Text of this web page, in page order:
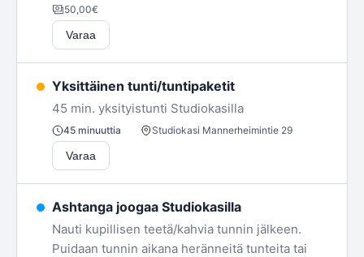
50,00€
Varaa
Yksittäinen tunti/tuntipaketit
45 min. yksityistunti Studiokasilla
45 minuuttia Studiokasi Mannerheimintie 29
Varaa
Ashtanga joogaa Studiokasilla
Nauti kupillisen teetä/kahvia tunnin jälkeen.
Puidaan tunnin aikana heränneitä tunteita tai